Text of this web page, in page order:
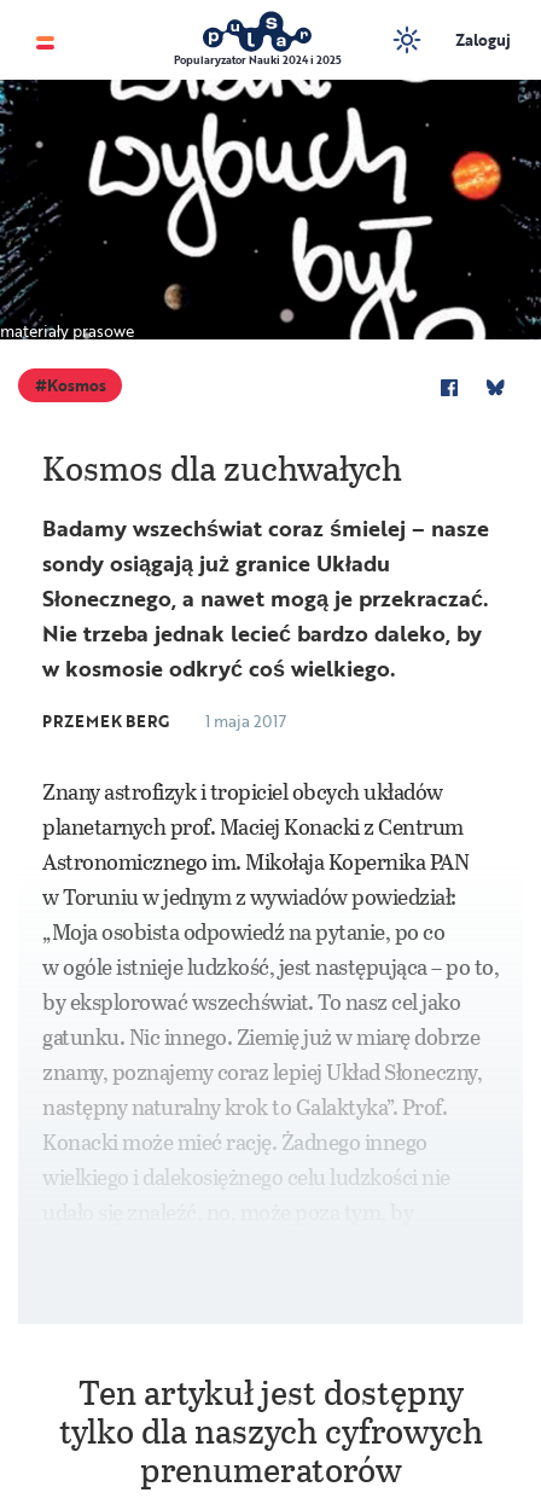
Popularyzator Nauki 2024 i 2025
Zaloguj
materiały prasowe
Kosmos
Kosmos dla zuchwałych
Badamy wszechświat coraz śmielej – nasze
sondy osiągają już granice Układu
Słonecznego, a nawet mogą je przekraczać.
Nie trzeba jednak lecieć bardzo daleko, by
w kosmosie odkryć coś wielkiego.
PRZEMEK BERG 1 maja 2017
Znany astrofizyk i tropiciel obcych układów
planetarnych prof. Maciej Konacki z Centrum
Astronomicznego im. Mikołaja Kopernika PAN
w Toruniu w jednym z wywiadów powiedział:
„Moja osobista odpowiedź na pytanie, po co
w ogóle istnieje ludzkość, jest następująca – po to,
by eksplorować wszechświat. To nasz cel jako
gatunku. Nic innego. Ziemię już w miarę dobrze
znamy, poznajemy coraz lepiej Układ Słoneczny,
następny naturalny krok to Galaktyka”. Prof.
Konacki może mieć rację. Żadnego innego
wielkiego i dalekosiężnego celu ludzkości nie
Ten artykuł jest dostępny
tylko dla naszych cyfrowych
prenumeratorów